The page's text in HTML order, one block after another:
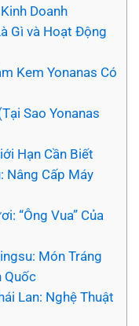
Doanh
Gì và Hoạt Động
Kem Yonanas Có
Sao Yonanas
Hạn Cần Biết
Nâng Cấp Máy
“Ông Vua” Của
Món Tráng
Quốc
Lan: Nghệ Thuật